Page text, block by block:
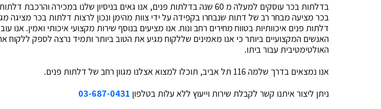
בדלתות בכר עוסקים למעלה מ 60 שנה בדלתות פנים, אנו גאים בניסיון שלנו במכירה והרכבת
בכר מציעה מבחר רב של דתות שנבחרו בקפידה על ידי צוות מהימן ונכון לרצות דלתות בכר מציגה
דלתות פנים איכוותיות בטווח מחירים רחב ונוח. אנו מציעים בנוסף שירות מקצועי איכותי ואמין. אנו
האנשים המקצועיים ביותר כי אנו מאמינים שללקוח מגיע את הטוב ביותר ותמיד נרצה לספק ללקוח
האולטימטיבית עבור ביתו.
אנו נמצאים בדרך שלמה 116 תל אביב, תוכלו למצוא אצלנו מגוון רחב של דלתות פנים.
ניתן ליצור איתנו קשר לקבלת שירות וייעוץ ללא עלות בטלפון 03-687-0431